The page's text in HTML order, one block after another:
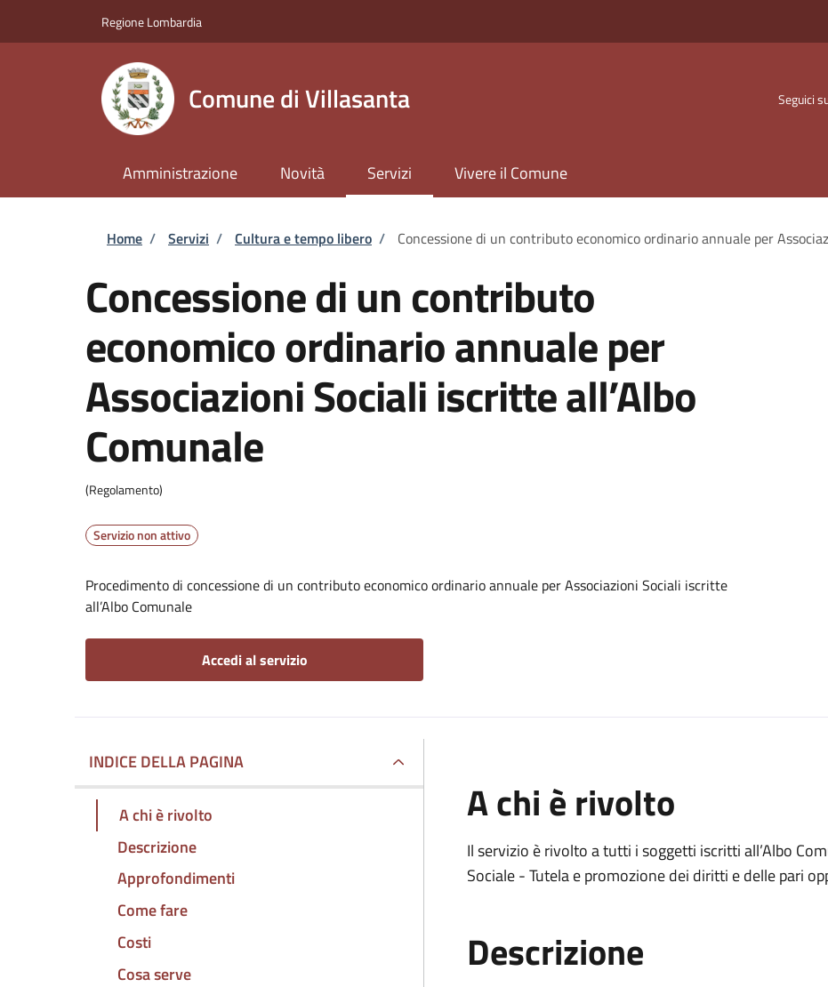
Regione Lombardia
Comune di Villasanta Seguici
Amministrazione Novità Servizi Vivere il Comune
Briciole di pane
Home / Servizi / Cultura e tempo libero / Concessione di un contributo economico ordinario annuale per
Concessione di un contributo
economico ordinario annuale per
Associazioni Sociali iscritte all’Albo
Comunale
(Regolamento)
Servizio non attivo
Procedimento di concessione di un contributo economico ordinario annuale per Associazioni Sociali iscritte
all’Albo Comunale
Accedi al servizio
INDICE DELLA PAGINA
A chi è rivolto
Descrizione
Approfondimenti
Come fare
Costi
Cosa serve
A chi è rivolto
Il servizio è rivolto a tutti i soggetti iscritti all’Albo
Sociale - Tutela e promozione dei diritti e delle pari
Descrizione